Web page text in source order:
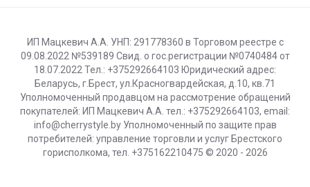
ИП Мацкевич А.А. УНП: 291778360 в Торговом реестре с
09.08.2022 №539189 Свид. о гос.регистрации №0740484 от
18.07.2022 Тел.: +375292664103 Юридический адрес:
Беларусь, г.Брест, ул.Красногвардейская, д.10, кв.71
Уполномоченный продавцом на рассмотрение обращений
покупателей: ИП Мацкевич А.А. тел.: +375292664103, email:
info@cherrystyle.by Уполномоченный по защите прав
потребителей: управление торговли и услуг Брестского
горисполкома, тел. +375162210475 © 2020 - 2026